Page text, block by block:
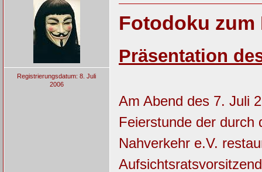
Registrierungsdatum: 8. Juli
2006
Fotodoku zum
Präsentation
Am Abend des 7. Juli
Feierstunde der durch
Nahverkehr e.V.